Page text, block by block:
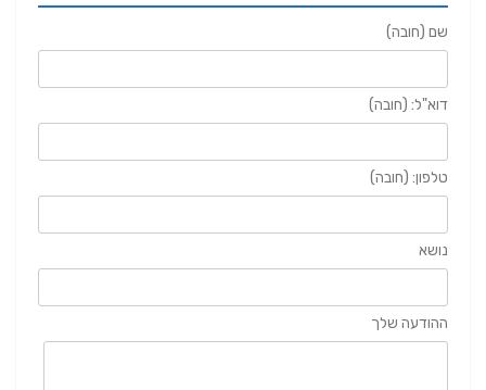
שם (חובה)
דוא"ל: (חובה)
טלפון: (חובה)
נושא
ההודעה שלך